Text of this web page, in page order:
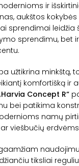
ir
aukštos
sprendimai leidžia
sprendimu, bet
užtikrina minkštą,
komfortišką ir
Concept R“
bei patikima
namų
viešbučių
tiksliai